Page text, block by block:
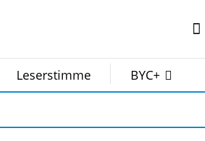
Leserstimme BYC+